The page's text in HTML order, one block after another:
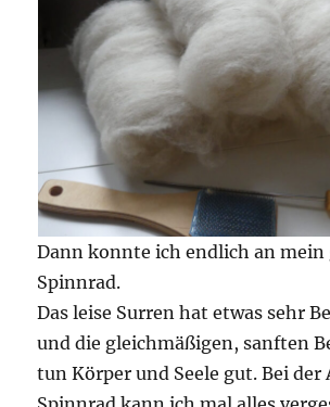
Dann konnte ich endlich an mein
Spinnrad.
Das leise Surren hat etwas sehr
und die gleichmäßigen, sanften
tun Körper und Seele gut. Bei der